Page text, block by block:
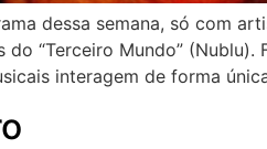
dessa semana, só com
do “Terceiro Mundo”
interagem de forma